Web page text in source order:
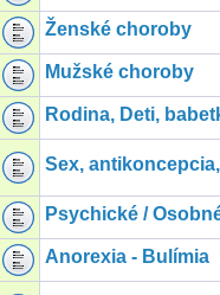
Ženské choroby
Mužské choroby
Rodina, Deti,
Sex,
Psychické /
Anorexia - Bulímia